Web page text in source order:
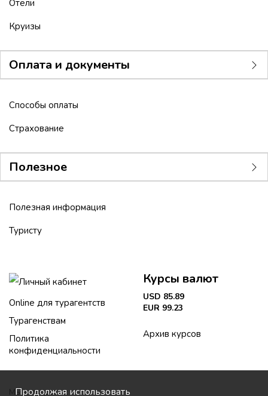
Продолжая использовать
Отели
Круизы
Оплата и документы
Способы оплаты
Страхование
Полезное
Полезная информация
Туристу
Личный кабинет
Online для турагентств
Турагенствам
Политика
конфиденциальности
Курсы валют
USD 85.89
EUR 99.23
Архив курсов
Мы в соцсетях: